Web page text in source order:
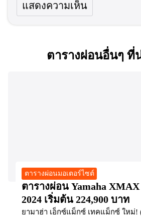
ตารางผ่อนอื่นๆ ที่
ตารางผ่อนมอเตอร์ไซต์
ตารางผ่อน Yamaha
2024 เริ่มต้น 224,900 บาท
ยามาฮ่า เอ็กซ์แม็กซ์ เทคแม็กซ์ ใหม่!